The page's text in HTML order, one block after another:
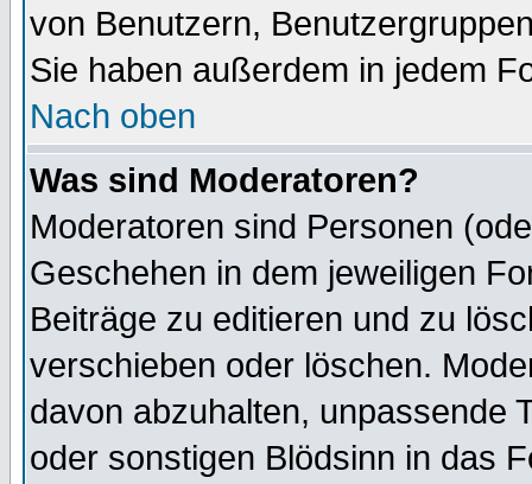
von Benutzern,
Sie haben außerdem in jedem
Nach oben
Was sind Moderatoren?
Moderatoren sind Personen
Geschehen in dem jeweiligen
Beiträge zu editieren und zu
verschieben oder löschen.
davon abzuhalten, unpassende
oder sonstigen Blödsinn in das